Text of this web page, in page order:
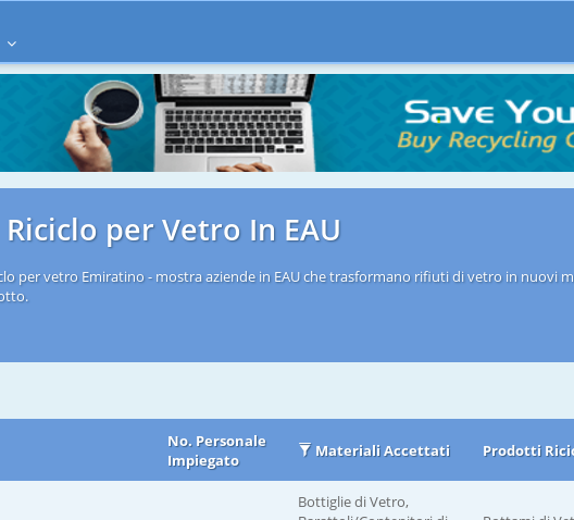
per Vetro In EAU
per vetro Emiratino - mostra aziende in EAU che trasformano rifiuti di vetro in nuovi
No. Personale
Impiegato
Materiali Accettati Prodotti
Bottiglie di Vetro,